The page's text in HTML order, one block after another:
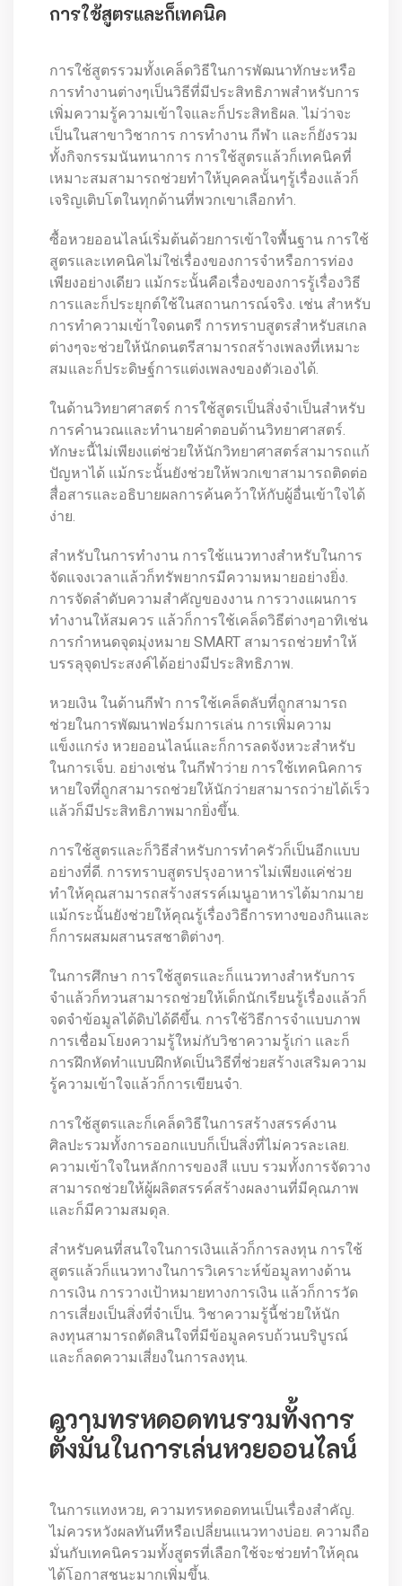
การใช้สูตรและก็เทคนิค
การใช้สูตรรวมทั้งเคล็ดวิธีในการพัฒนาทักษะหรือ
การทำงานต่างๆเป็นวิธีที่มีประสิทธิภาพสำหรับการ
เพิ่มความรู้ความเข้าใจและก็ประสิทธิผล. ไม่ว่าจะ
เป็นในสาขาวิชาการ การทำงาน กีฬา และก็ยังรวม
ทั้งกิจกรรมนันทนาการ การใช้สูตรแล้วก็เทคนิคที่
เหมาะสมสามารถช่วยทำให้บุคคลนั้นๆรู้เรื่องแล้วก็
เจริญเติบโตในทุกด้านที่พวกเขาเลือกทำ.
ซื้อหวยออนไลน์เริ่มต้นด้วยการเข้าใจพื้นฐาน การใช้
สูตรและเทคนิคไม่ใช่เรื่องของการจำหรือการท่อง
เพียงอย่างเดียว แม้กระนั้นคือเรื่องของการรู้เรื่องวิธี
การและก็ประยุกต์ใช้ในสถานการณ์จริง. เช่น สำหรับ
การทำความเข้าใจดนตรี การทราบสูตรสำหรับสเกล
ต่างๆจะช่วยให้นักดนตรีสามารถสร้างเพลงที่เหมาะ
สมและก็ประดิษฐ์การแต่งเพลงของตัวเองได้.
ในด้านวิทยาศาสตร์ การใช้สูตรเป็นสิ่งจำเป็นสำหรับ
การคำนวณและทำนายคำตอบด้านวิทยาศาสตร์.
ทักษะนี้ไม่เพียงแต่ช่วยให้นักวิทยาศาสตร์สามารถแก้
ปัญหาได้ แม้กระนั้นยังช่วยให้พวกเขาสามารถติดต่อ
สื่อสารและอธิบายผลการค้นคว้าให้กับผู้อื่นเข้าใจได้
ง่าย.
สำหรับในการทำงาน การใช้แนวทางสำหรับในการ
จัดแจงเวลาแล้วก็ทรัพยากรมีความหมายอย่างยิ่ง.
การจัดลำดับความสำคัญของงาน การวางแผนการ
ทำงานให้สมควร แล้วก็การใช้เคล็ดวิธีต่างๆอาทิเช่น
การกำหนดจุดมุ่งหมาย SMART สามารถช่วยทำให้
บรรลุจุดประสงค์ได้อย่างมีประสิทธิภาพ.
หวยเงิน ในด้านกีฬา การใช้เคล็ดลับที่ถูกสามารถ
ช่วยในการพัฒนาฟอร์มการเล่น การเพิ่มความ
แข็งแกร่ง หวยออนไลน์และก็การลดจังหวะสำหรับ
ในการเจ็บ. อย่างเช่น ในกีฬาว่าย การใช้เทคนิคการ
หายใจที่ถูกสามารถช่วยให้นักว่ายสามารถว่ายได้เร็ว
แล้วก็มีประสิทธิภาพมากยิ่งขึ้น.
การใช้สูตรและก็วิธีสำหรับการทำครัวก็เป็นอีกแบบ
อย่างที่ดี. การทราบสูตรปรุงอาหารไม่เพียงแค่ช่วย
ทำให้คุณสามารถสร้างสรรค์เมนูอาหารได้มากมาย
แม้กระนั้นยังช่วยให้คุณรู้เรื่องวิธีการทางของกินและ
ก็การผสมผสานรสชาติต่างๆ.
ในการศึกษา การใช้สูตรและก็แนวทางสำหรับการ
จำแล้วก็ทวนสามารถช่วยให้เด็กนักเรียนรู้เรื่องแล้วก็
จดจำข้อมูลได้ดิบได้ดีขึ้น. การใช้วิธีการจำแบบภาพ
การเชื่อมโยงความรู้ใหม่กับวิชาความรู้เก่า และก็
การฝึกหัดทำแบบฝึกหัดเป็นวิธีที่ช่วยสร้างเสริมความ
รู้ความเข้าใจแล้วก็การเขียนจำ.
การใช้สูตรและก็เคล็ดวิธีในการสร้างสรรค์งาน
ศิลปะรวมทั้งการออกแบบก็เป็นสิ่งที่ไม่ควรละเลย.
ความเข้าใจในหลักการของสี แบบ รวมทั้งการจัดวาง
สามารถช่วยให้ผู้ผลิตสรรค์สร้างผลงานที่มีคุณภาพ
และก็มีความสมดุล.
สำหรับคนที่สนใจในการเงินแล้วก็การลงทุน การใช้
สูตรแล้วก็แนวทางในการวิเคราะห์ข้อมูลทางด้าน
การเงิน การวางเป้าหมายทางการเงิน แล้วก็การวัด
การเสี่ยงเป็นสิ่งที่จำเป็น. วิชาความรู้นี้ช่วยให้นัก
ลงทุนสามารถตัดสินใจที่มีข้อมูลครบถ้วนบริบูรณ์
และก็ลดความเสี่ยงในการลงทุน.
ความทรหดอดทนรวมทั้งการ
ตั้งมั่นในการเล่นหวยออนไลน์
ในการแทงหวย, ความทรหดอดทนเป็นเรื่องสำคัญ.
ไม่ควรหวังผลทันทีหรือเปลี่ยนแนวทางบ่อย. ความถือ
มั่นกับเทคนิครวมทั้งสูตรที่เลือกใช้จะช่วยทำให้คุณ
ได้โอกาสชนะมากเพิ่มขึ้น.